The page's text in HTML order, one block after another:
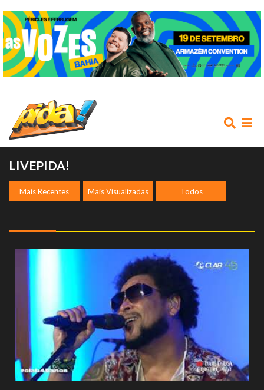
AGENDA
NOTÍCIAS
VÍDEOS
PROMOÇÕES
CONTATO
LIVEPIDA!
Mais Recentes Mais Visualizadas Todos